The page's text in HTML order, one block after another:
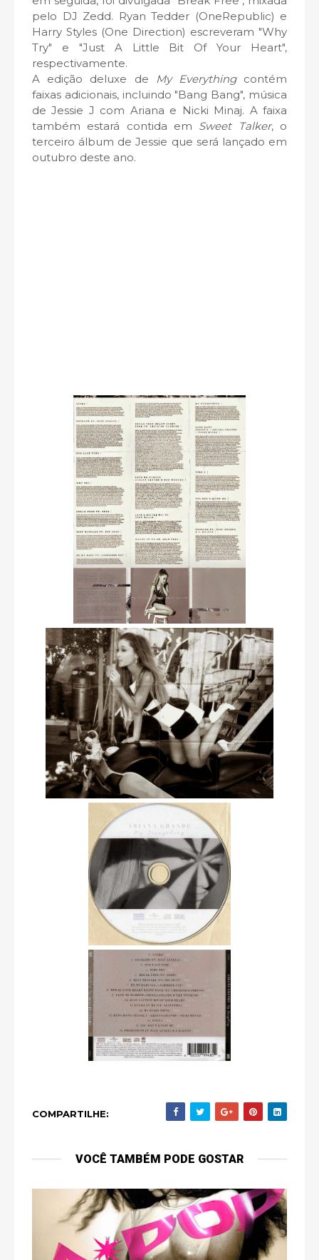
pelo DJ Zedd. Ryan Tedder (OneRepublic) e
Harry Styles (One Direction) escreveram "Why
Try" e "Just A Little Bit Of Your Heart",
respectivamente.
A edição deluxe de My Everythingcontém
faixas adicionais, incluindo "Bang Bang", música
de Jessie J com Ariana e Nicki Minaj. A faixa
também estará contida em Sweet Talker, o
terceiro álbum de Jessie que será lançado em
outubro deste ano.
COMPARTILHE:
VOCÊ TAMBÉM PODE GOSTAR